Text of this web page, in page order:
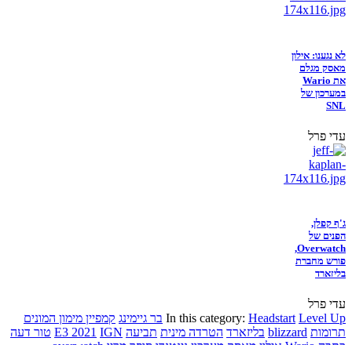
לא נגענו: אילון
מאסק מגלם
את Wario
במערכון של
SNL
עדי פרל
ג'ף קפלן,
הפנים של
Overwatch,
פורש מחברת
בליזארד
עדי פרל
In this category: Headstart Level Up בר גיימינג קמפיין מימון המונים
תרומות blizzard בליזארד הטרדה מינית תביעה E3 2021 IGN
טור דעה